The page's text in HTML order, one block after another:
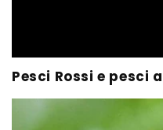
Pesci Rossi e pesci